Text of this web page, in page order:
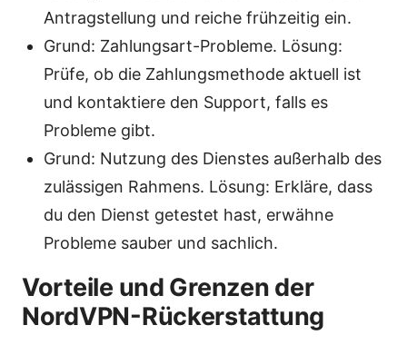
Antragstellung und reiche frühzeitig ein.
Grund: Zahlungsart-Probleme. Lösung:
Prüfe, ob die Zahlungsmethode aktuell ist
und kontaktiere den Support, falls es
Probleme gibt.
Grund: Nutzung des Dienstes außerhalb des
zulässigen Rahmens. Lösung: Erkläre, dass
du den Dienst getestet hast, erwähne
Probleme sauber und sachlich.
Vorteile und Grenzen der
NordVPN-Rückerstattung